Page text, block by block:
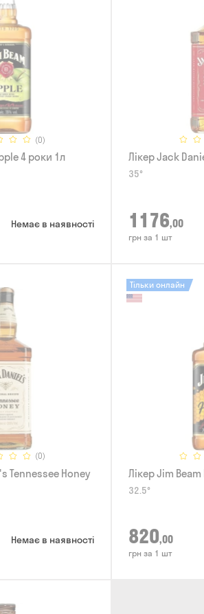
(0)
4 роки 1л
Немає в наявності
Лікер Jack
35°
1176,00
грн за 1 шт
(0)
Tennessee Honey
Немає в наявності
Тільки онлайн
Лікер Jim
32.5°
820,00
грн за 1 шт